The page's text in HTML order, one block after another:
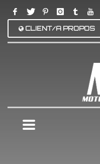
CLIENT/A PROPOS